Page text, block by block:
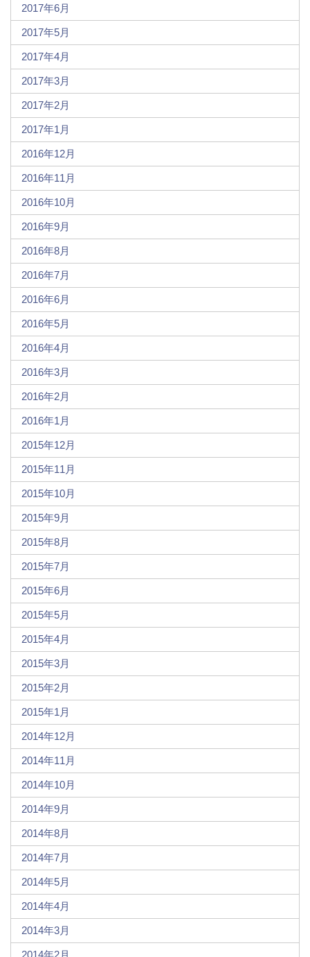
2017年6月
2017年5月
2017年4月
2017年3月
2017年2月
2017年1月
2016年12月
2016年11月
2016年10月
2016年9月
2016年8月
2016年7月
2016年6月
2016年5月
2016年4月
2016年3月
2016年2月
2016年1月
2015年12月
2015年11月
2015年10月
2015年9月
2015年8月
2015年7月
2015年6月
2015年5月
2015年4月
2015年3月
2015年2月
2015年1月
2014年12月
2014年11月
2014年10月
2014年9月
2014年8月
2014年7月
2014年5月
2014年4月
2014年3月
2014年2月